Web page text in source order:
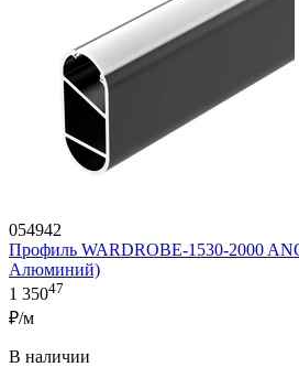
054942
Профиль WARDROBE-1530-2000
Алюминий)
1 35047
₽/м
В наличии